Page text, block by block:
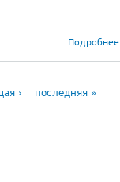
Подробнее
› последняя »